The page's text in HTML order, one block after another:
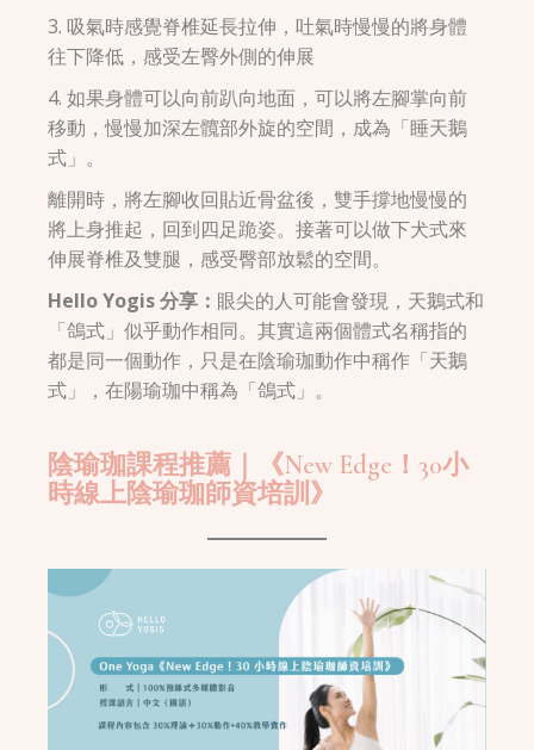
3. 吸氣時感覺脊椎延長拉伸，吐氣時慢慢的將身體
往下降低，感受左臀外側的伸展
4. 如果身體可以向前趴向地面，可以將左腳掌向前
移動，慢慢加深左髖部外旋的空間，成為「睡天鵝
式」。
離開時，將左腳收回貼近骨盆後，雙手撐地慢慢的
將上身推起，回到四足跪姿。接著可以做下犬式來
伸展脊椎及雙腿，感受臀部放鬆的空間。
Hello Yogis 分享： 眼尖的人可能會發現，天鵝式和
「鴿式」似乎動作相同。其實這兩個體式名稱指的
都是同一個動作，只是在陰瑜珈動作中稱作「天鵝
式」，在陽瑜珈中稱為「鴿式」。
陰瑜珈課程推薦｜《New Edge！30小
時線上陰瑜珈師資培訓》